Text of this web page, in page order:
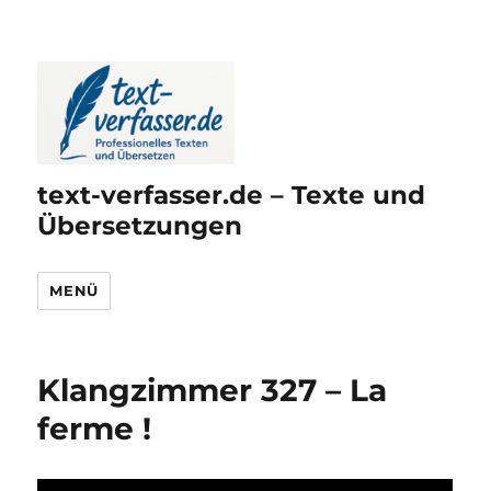
text-verfasser.de – Texte und
Übersetzungen
MENÜ
Klangzimmer 327 – La
ferme !